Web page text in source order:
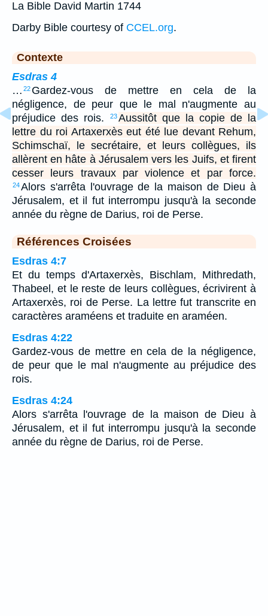
La Bible David Martin 1744
Darby Bible courtesy of CCEL.org.
Contexte
Esdras 4
… 22 Gardez-vous de mettre en cela de la
négligence, de peur que le mal n'augmente au
préjudice des rois.
23Aussitôt que la copie de la
lettre du roi Artaxerxès eut été lue devant Rehum,
Schimschaï, le secrétaire, et leurs collègues, ils
allèrent en hâte à Jérusalem vers les Juifs, et firent
cesser leurs travaux par violence et par force.
24Alors s'arrêta l'ouvrage de la maison de Dieu à
Jérusalem, et il fut interrompu jusqu'à la seconde
année du règne de Darius, roi de Perse.
Références Croisées
Esdras 4:7
Et du temps d'Artaxerxès, Bischlam, Mithredath,
Thabeel, et le reste de leurs collègues, écrivirent à
Artaxerxès, roi de Perse. La lettre fut transcrite en
caractères araméens et traduite en araméen.
Esdras 4:22
Gardez-vous de mettre en cela de la négligence,
de peur que le mal n'augmente au préjudice des
rois.
Esdras 4:24
Alors s'arrêta l'ouvrage de la maison de Dieu à
Jérusalem, et il fut interrompu jusqu'à la seconde
année du règne de Darius, roi de Perse.